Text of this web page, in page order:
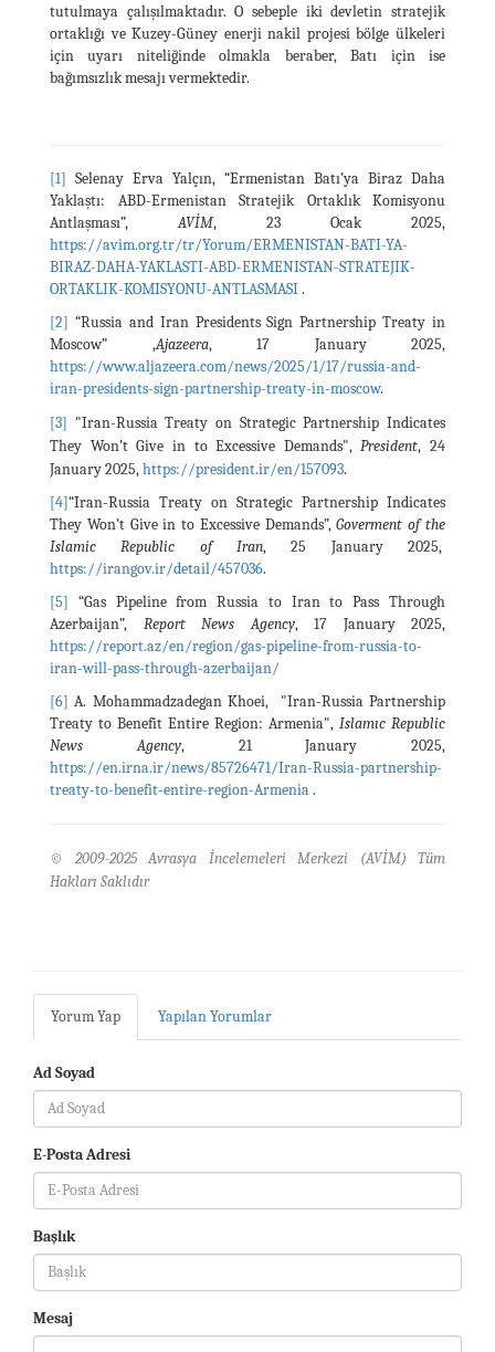
tutulmaya çalışılmaktadır. O sebeple iki devletin stratejik
ortaklığı ve Kuzey-Güney enerji nakil projesi bölge ülkeleri
için uyarı niteliğinde olmakla beraber, Batı için ise
bağımsızlık mesajı vermektedir.
[1] Selenay Erva Yalçın, “Ermenistan Batı’ya Biraz Daha
Yaklaştı: ABD-Ermenistan Stratejik Ortaklık Komisyonu
Antlaşması”,AVİM, 23 Ocak 2025,
https://avim.org.tr/tr/Yorum/ERMENISTAN-BATI-YA-
BIRAZ-DAHA-YAKLASTI-ABD-ERMENISTAN-STRATEJIK-
ORTAKLIK-KOMISYONU-ANTLASMASI.
[2] “Russia and Iran Presidents Sign Partnership Treaty in
Moscow” ,Ajazeera, 17 January 2025,
https://www.aljazeera.com/news/2025/1/17/russia-and-
iran-presidents-sign-partnership-treaty-in-moscow.
[3] "Iran-Russia Treaty on Strategic Partnership Indicates
They Won’t Give in to Excessive Demands",President, 24
January 2025,https://president.ir/en/157093.
[4]“Iran-Russia Treaty on Strategic Partnership Indicates
They Won’t Give in to Excessive Demands”,Goverment of the
Islamic Republic of Iran, 25 January 2025,
https://irangov.ir/detail/457036.
[5] “Gas Pipeline from Russia to Iran to Pass Through
Azerbaijan”, Report News Agency, 17 January 2025,
https://report.az/en/region/gas-pipeline-from-russia-to-
iran-will-pass-through-azerbaijan/
[6] A. Mohammadzadegan Khoei, "Iran-Russia Partnership
Treaty to Benefit Entire Region: Armenia", Islamıc Republic
News Agency, 21 January 2025,
https://en.irna.ir/news/85726471/Iran-Russia-partnership-
treaty-to-benefit-entire-region-Armenia.
© 2009-2025 Avrasya İncelemeleri Merkezi (AVİM) Tüm
Hakları Saklıdır
Yorum Yap Yapılan Yorumlar
Ad Soyad
E-Posta Adresi
Başlık
Mesaj